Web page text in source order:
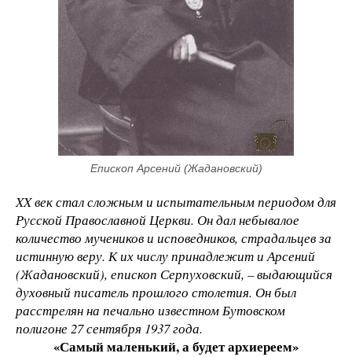
Епископ Арсений (Жадановский)
XX век стал сложным и испытательным периодом для
Русской Православной Церкви. Он дал небывалое
количество мучеников и исповедников, страдальцев за
истинную веру. К их числу принадлежит и Арсений
(Жадановский), епископ Серпуховский, – выдающийся
духовный писатель прошлого столетия. Он был
расстрелян на печально известном Бутовском
полигоне 27 сентября 1937 года.
«Самый маленький, а будет архиереем»